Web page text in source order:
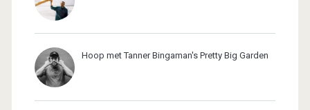
Hoop met Tanner Bingaman's Pretty Big Garden